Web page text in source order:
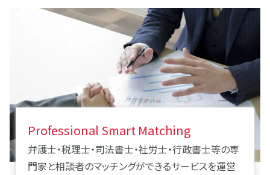
Professional Smart Matching
弁護士・税理士・司法書士・社労士・行政書士等の専
門家と相談者のマッチングができるサービスを運営